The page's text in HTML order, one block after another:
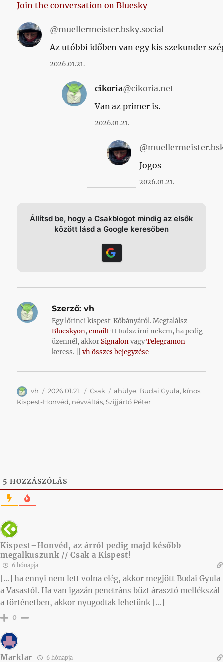
Join the conversation on Bluesky
@muellermeister.bsky.social
Az utóbbi időben van egy kis szekunder
2026.01.21.
cikoria@cikoria.net
Van az primer is.
2026.01.21.
Jogos
2026.01.21.
Állítsd be, hogy a Csakblogot mindig az elsők
között lásd a Google keresőben
Szerző: vh
Egy lőrinci kispesti Kőbányáról. Megtalálsz
Blueskyon,emailtitt tudsz írni nekem, ha pedig
üzennél, akkorSignalonvagyTelegramon
keress. ||vh összes bejegyzése
Szerző
vh Közzétéve
2026.01.21. Kategória
Csak Címke
ahülye, Budai Gyula, kínos,
Kispest-Honvéd, névváltás,Szijjártó Péter
5 HOZZÁSZÓLÁS
Kispest–Honvéd, az árról pedig majd később
megalkuszunk // Csak a Kispest!
6 hónapja
[…] ha ennyi nem lett volna elég, akkor megjött Budai Gyula
a Vasastól. Ha van igazán penetráns bűzt árasztó mellékszál
a történetben, akkor nyugodtak lehetünk […]
0
Marklar 6 hónapja